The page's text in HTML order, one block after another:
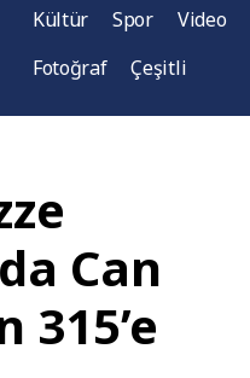
Kültür
Spor
Video
Fotoğraf
Çeşitli
Can
315’e